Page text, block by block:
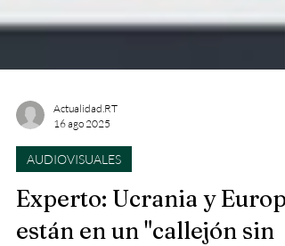
16 ago 2025
AUDIOVISUALES
Experto: Ucrania y Europa